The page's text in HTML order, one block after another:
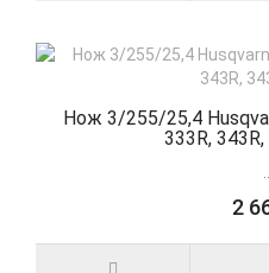
Нож 3/255/25,4
333R,
..
2